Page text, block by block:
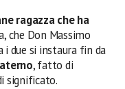
ragazza che ha
che Don Massimo
i due si instaura fin da
, fatto di
significato.